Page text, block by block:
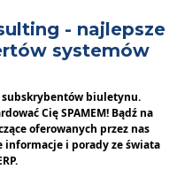
- najlepsze
systemów
subskrybentów biuletynu.
Cię SPAMEM! Bądź na
oferowanych przez nas
informacje i porady ze świata